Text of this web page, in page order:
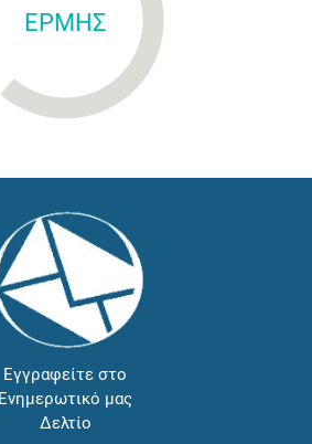
ΕΡΜΗΣ
Εγγραφείτε στο
Ενημερωτικό μας
Δελτίο